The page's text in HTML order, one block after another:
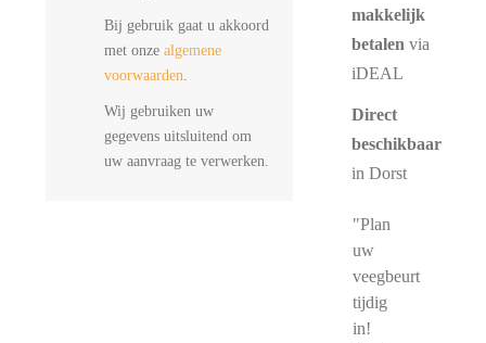
Bij gebruik gaat u akkoord
met onze algemene
voorwaarden.
Wij gebruiken uw
gegevens uitsluitend om
uw aanvraag te verwerken.
makkelijk
betalen via
iDEAL
Direct
beschikbaar
in Dorst
"Plan
uw
veegbeurt
tijdig
in!